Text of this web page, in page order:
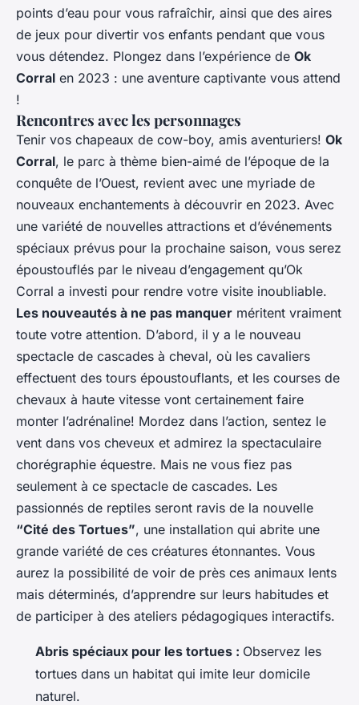
points d’eau pour vous rafraîchir, ainsi que des aires
de jeux pour divertir vos enfants pendant que vous
vous détendez. Plongez dans l’expérience de Ok
Corral en 2023 : une aventure captivante vous attend
!
Rencontres avec les personnages
Tenir vos chapeaux de cow-boy, amis aventuriers! Ok
Corral, le parc à thème bien-aimé de l’époque de la
conquête de l’Ouest, revient avec une myriade de
nouveaux enchantements à découvrir en 2023. Avec
une variété de nouvelles attractions et d’événements
spéciaux prévus pour la prochaine saison, vous serez
époustouflés par le niveau d’engagement qu’Ok
Corral a investi pour rendre votre visite inoubliable.
Les nouveautés à ne pas manquer méritent vraiment
toute votre attention. D’abord, il y a le nouveau
spectacle de cascades à cheval, où les cavaliers
effectuent des tours époustouflants, et les courses de
chevaux à haute vitesse vont certainement faire
monter l’adrénaline! Mordez dans l’action, sentez le
vent dans vos cheveux et admirez la spectaculaire
chorégraphie équestre. Mais ne vous fiez pas
seulement à ce spectacle de cascades. Les
passionnés de reptiles seront ravis de la nouvelle
“Cité des Tortues”, une installation qui abrite une
grande variété de ces créatures étonnantes. Vous
aurez la possibilité de voir de près ces animaux lents
mais déterminés, d’apprendre sur leurs habitudes et
de participer à des ateliers pédagogiques interactifs.
Abris spéciaux pour les tortues : Observez les
tortues dans un habitat qui imite leur domicile
naturel.